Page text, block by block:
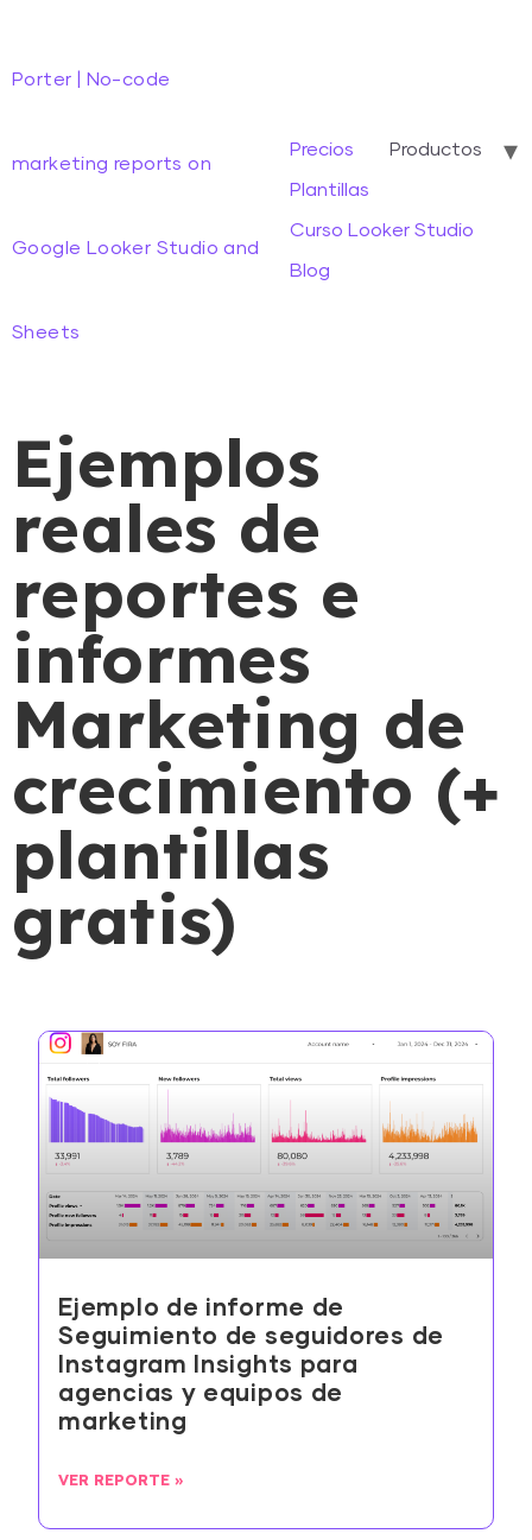
Porter | No-code
marketing reports on
Google Looker Studio and
Sheets
Precios Productos
Plantillas
Curso Looker Studio
Blog
Ejemplos
reales de
reportes e
informes
Marketing de
crecimiento (+
plantillas
gratis)
Ejemplo de informe de
Seguimiento de seguidores de
Instagram Insights para
agencias y equipos de
marketing
VER REPORTE »